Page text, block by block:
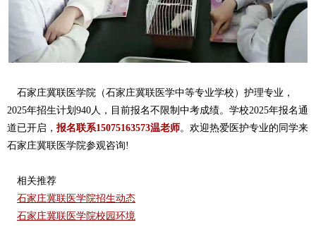
石家庄冀联医学院（石家庄冀联医学中等专业学校）护理专业，
2025年招生计划940人，目前报名不限制中考成绩。 学校2025年报名通
道已开启， 报名联系15075163573温老师。欢迎热爱医护专业的同学来
石家庄冀联医学院参观咨询!
相关推荐
石家庄冀联医学院招生动态
石家庄冀联医学院校园环境